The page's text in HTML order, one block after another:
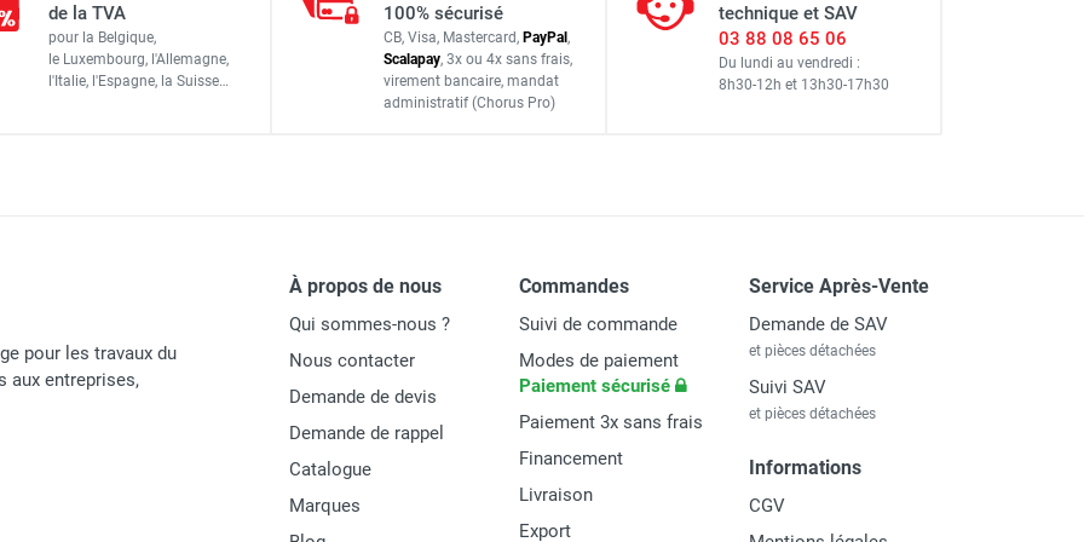
Longueur : 2,17 m
Largeur : 0,96 m
DOCKER 150 version lisses - Hauteur de travail : 6,90 m - DUARIB
DOCKER 85 version lisses - Hauteur de travail : 6,90 m - DUARIB
de la TVA
pour la Belgique,
le Luxembourg, l'Allemagne,
l'Italie, l'Espagne, la Suisse…
100% sécurisé
CB, Visa, Mastercard, PayPal,
Scalapay, 3x ou 4x sans frais,
virement bancaire, mandat
administratif (Chorus Pro)
technique et SAV
03 88 08 65 06
Du lundi au vendredi :
8h30-12h et 13h30-17h30
pour les travaux du
aux entreprises,
À propos de nous
Qui sommes-nous ?
Nous contacter
Demande de devis
Demande de rappel
Catalogue
Marques
Commandes
Suivi de commande
Modes de paiement
Paiement sécurisé
Paiement 3x sans frais
Financement
Livraison
Export
Service Après-Vente
Demande de SAV
et pièces détachées
Suivi SAV
et pièces détachées
Informations
CGV